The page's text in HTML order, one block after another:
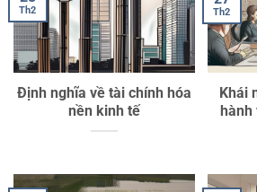
Định nghĩa về tài chính hóa
nền kinh tế
Th2
Khái
hành
Th2